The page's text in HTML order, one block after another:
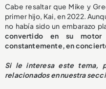
Cabe resaltar que Mike y
primer hijo, Kai, en 2022.
no había sido un embarazo
convertido en su
constantemente, en
Si le interesa este tema,
relacionados en nuestra